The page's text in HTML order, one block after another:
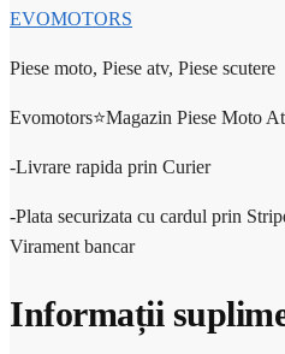
EVOMOTORS
Piese moto, Piese atv, Piese scutere
Evomotors⭐️Magazin Piese Moto
-Livrare rapida prin Curier
-Plata securizata cu cardul prin
Virament bancar
Informații